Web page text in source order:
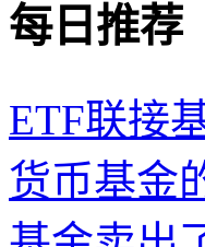
每日推荐
ETF联接
货币基金